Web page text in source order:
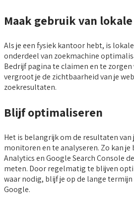
Maak gebruik van
Als je een fysiek kantoor hebt, is
onderdeel van zoekmachine
Bedrijf pagina te claimen en te
vergroot je de zichtbaarheid van je
zoekresultaten.
Blijf optimaliseren
Het is belangrijk om de resultaten van
monitoren en te analyseren. Zo kan
Analytics en Google Search Console
meten. Door regelmatig te blijven
waar nodig, blijf je op de lange
Google.